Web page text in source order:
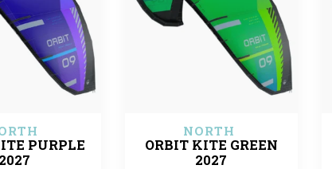
PURPLE
NORTH
ORBIT KITE GREEN
2027